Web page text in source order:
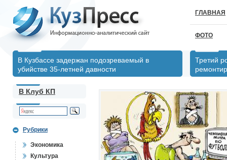
ГЛАВНАЯ
ФОТО
В Кузбассе задержан подозреваемый в
убийстве 35-летней давности
Третий
В Клуб КП
Рубрики
Экономика
Культура